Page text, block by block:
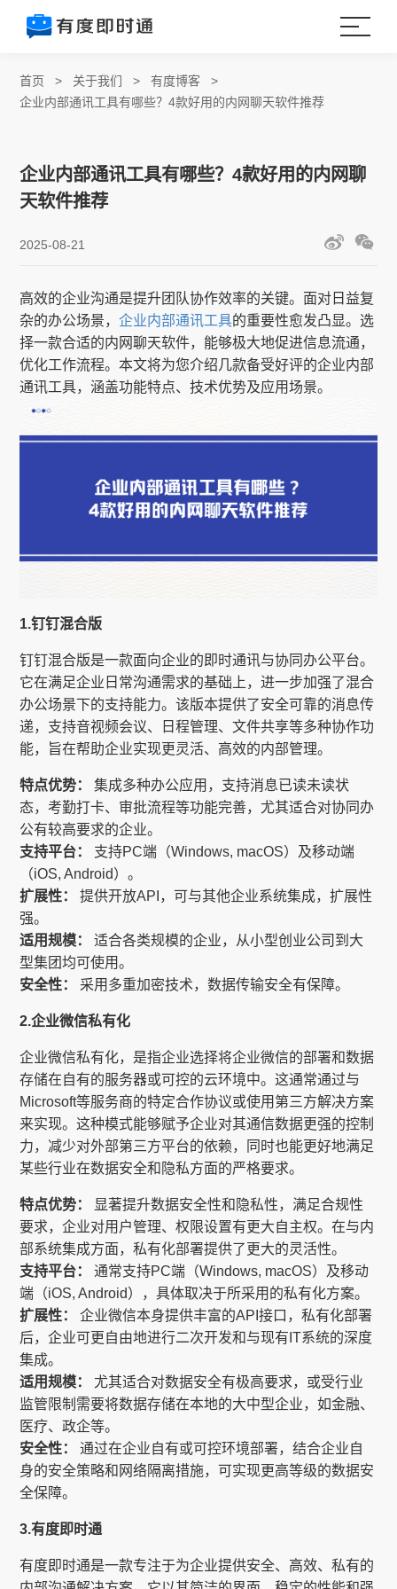
首页 > 关于我们 >有度博客 >
企业内部通讯工具有哪些？4款好用的内网聊天软件推荐
企业内部通讯工具有哪些？4款好用的内网聊
天软件推荐
2025-08-21
高效的企业沟通是提升团队协作效率的关键。面对日益复
杂的办公场景，企业内部通讯工具的重要性愈发凸显。选
择一款合适的内网聊天软件，能够极大地促进信息流通，
优化工作流程。本文将为您介绍几款备受好评的企业内部
通讯工具，涵盖功能特点、技术优势及应用场景。
1.钉钉混合版
钉钉混合版是一款面向企业的即时通讯与协同办公平台。
它在满足企业日常沟通需求的基础上，进一步加强了混合
办公场景下的支持能力。该版本提供了安全可靠的消息传
递，支持音视频会议、日程管理、文件共享等多种协作功
能，旨在帮助企业实现更灵活、高效的内部管理。
特点优势：
集成多种办公应用，支持消息已读未读状
态，考勤打卡、审批流程等功能完善，尤其适合对协同办
公有较高要求的企业。
支持平台：
支持PC端（Windows, macOS）及移动端
（iOS, Android）。
扩展性：
提供开放API，可与其他企业系统集成，扩展性
强。
适用规模：
适合各类规模的企业，从小型创业公司到大
型集团均可使用。
安全性：
采用多重加密技术，数据传输安全有保障。
2.企业微信私有化
企业微信私有化，是指企业选择将企业微信的部署和数据
存储在自有的服务器或可控的云环境中。这通常通过与
Microsoft等服务商的特定合作协议或使用第三方解决方案
来实现。这种模式能够赋予企业对其通信数据更强的控制
力，减少对外部第三方平台的依赖，同时也能更好地满足
某些行业在数据安全和隐私方面的严格要求。
特点优势：
显著提升数据安全性和隐私性，满足合规性
要求，企业对用户管理、权限设置有更大自主权。在与内
部系统集成方面，私有化部署提供了更大的灵活性。
支持平台：
通常支持PC端（Windows, macOS）及移动
端（iOS, Android），具体取决于所采用的私有化方案。
扩展性：
企业微信本身提供丰富的API接口，私有化部署
后，企业可更自由地进行二次开发和与现有IT系统的深度
集成。
适用规模：
尤其适合对数据安全有极高要求，或受行业
监管限制需要将数据存储在本地的大中型企业，如金融、
医疗、政企等。
安全性：
通过在企业自有或可控环境部署，结合企业自
身的安全策略和网络隔离措施，可实现更高等级的数据安
全保障。
3.有度即时通
有度即时通是一款专注于为企业提供安全、高效、私有的